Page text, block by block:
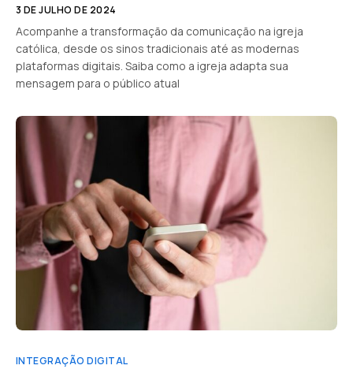
3 DE JULHO DE 2024
Acompanhe a transformação da comunicação na igreja
católica, desde os sinos tradicionais até as modernas
plataformas digitais. Saiba como a igreja adapta sua
mensagem para o público atual
INTEGRAÇÃO DIGITAL